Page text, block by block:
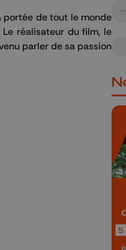
portée de tout le monde
réalisateur du film, le
parler de sa passion